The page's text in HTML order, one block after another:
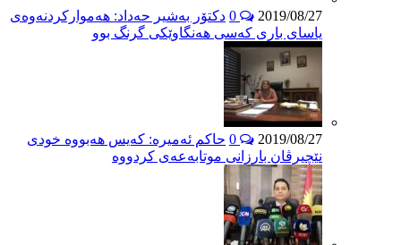
2019/08/27
دکتۆر بەشیر حەداد: هەموارکردنەوەی
یاسای باری کەسی هەنگاوێکی گرنگ بوو
2019/08/27
حاکم ئەمیرە: کەیس هەبووە خودی
نێچیرڤان بارزانی موتابەعەی کردووە